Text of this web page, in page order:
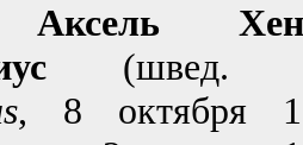
, 8 октября